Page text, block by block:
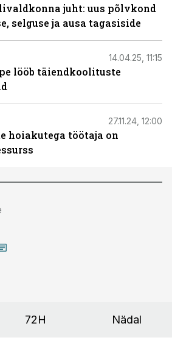
juht: uus põlvkond
selguse ja ausa tagasiside
14.04.25, 11:15
lööb täiendkoolituste
27.11.24, 12:00
hoiakutega töötaja on
72H Nädal